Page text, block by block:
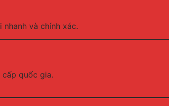
và chính xác.
quốc gia.